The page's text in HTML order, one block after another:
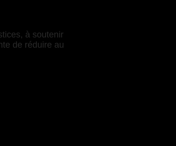
à soutenir
de réduire au